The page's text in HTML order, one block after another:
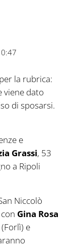
la rubrica:
viene dato
di sposarsi.
e
Grassi, 53
a Ripoli
Niccolò
Gina Rosa
e